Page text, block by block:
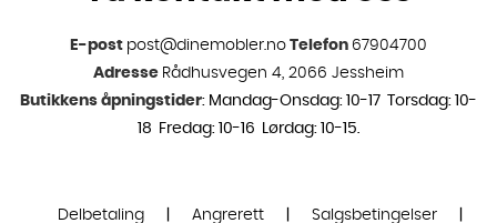
E-post post@dinemobler.no Telefon 67904700
Adresse Rådhusvegen 4, 2066 Jessheim
Butikkens åpningstider: Mandag-Onsdag: 10-17 Torsdag: 10-
18 Fredag: 10-16 Lørdag: 10-15.
Delbetaling Angrerett Salgsbetingelser